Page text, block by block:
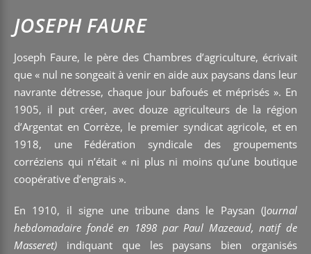
JOSEPH FAURE
Joseph Faure, le père des Chambres d’agriculture, écrivait
que « nul ne songeait à venir en aide aux paysans dans leur
navrante détresse, chaque jour bafoués et méprisés ». En
1905, il put créer, avec douze agriculteurs de la région
d’Argentat en Corrèze, le premier syndicat agricole, et en
1918, une Fédération syndicale des groupements
corréziens qui n’était « ni plus ni moins qu’une boutique
coopérative d’engrais ».
En 1910, il signe une tribune dans le Paysan (Journal
hebdomadaire fondé en 1898 par Paul Mazeaud, natif de
Masseret) indiquant que les paysans bien organisés